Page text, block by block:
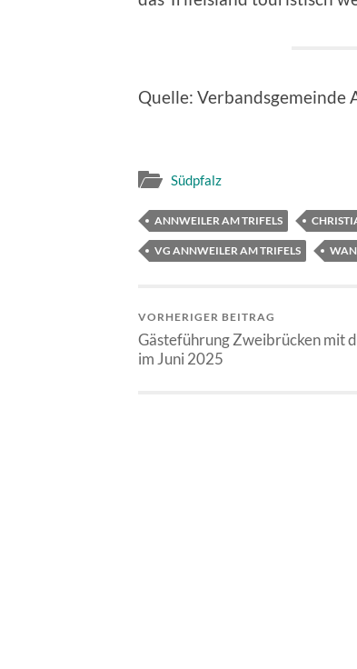
Quelle: Verbandsgemeinde
Südpfalz
ANNWEILER AM TRIFELS
VG ANNWEILER AM TRIFELS
VORHERIGER BEITRAG
Gästeführung Zweibrücken mit
im Juni 2025